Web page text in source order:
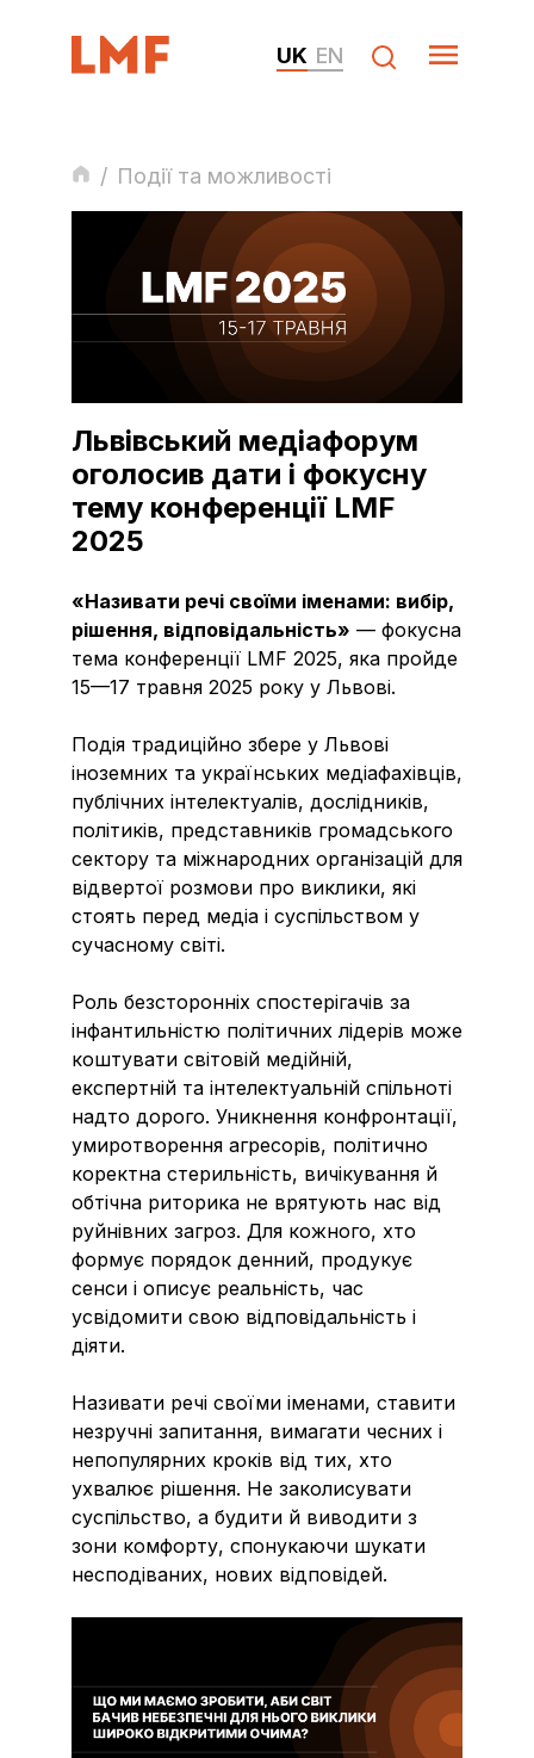
UK EN
/ Події та можливості
Львівський медіафорум
оголосив дати і фокусну
тему конференції LMF
2025
«Називати речі своїми іменами: вибір,
рішення, відповідальність» — фокусна
тема конференції LMF 2025, яка пройде
15—17 травня 2025 року у Львові.
Подія традиційно збере у Львові
іноземних та українських медіафахівців,
публічних інтелектуалів, дослідників,
політиків, представників громадського
сектору та міжнародних організацій для
відвертої розмови про виклики, які
стоять перед медіа і суспільством у
сучасному світі.
Роль безсторонніх спостерігачів за
інфантильністю політичних лідерів може
коштувати світовій медійній,
експертній та інтелектуальній спільноті
надто дорого. Уникнення конфронтації,
умиротворення агресорів, політично
коректна стерильність, вичікування й
обтічна риторика не врятують нас від
руйнівних загроз. Для кожного, хто
формує порядок денний, продукує
сенси і описує реальність, час
усвідомити свою відповідальність і
діяти.
Називати речі своїми іменами, ставити
незручні запитання, вимагати чесних і
непопулярних кроків від тих, хто
ухвалює рішення. Не заколисувати
суспільство, а будити й виводити з
зони комфорту, спонукаючи шукати
несподіваних, нових відповідей.